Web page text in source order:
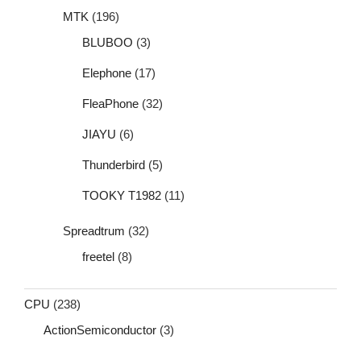
MTK (196)
BLUBOO (3)
Elephone (17)
FleaPhone (32)
JIAYU (6)
Thunderbird (5)
TOOKY T1982 (11)
Spreadtrum (32)
freetel (8)
CPU (238)
ActionSemiconductor (3)